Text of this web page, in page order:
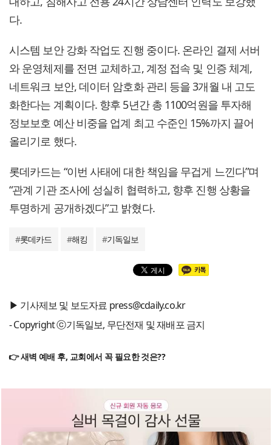
다.
시스템 보안 강화 작업도 진행 중이다. 온라인 결제 서버
와 운영체제를 전면 교체하고, 계정 접속 및 인증 체계,
네트워크 보안, 데이터 암호화 관리 등을 3개월 내 고도
화한다는 계획이다. 향후 5년간 총 1100억원을 투자해
정보보호 예산 비중을 업계 최고 수준인 15%까지 끌어
올리기로 했다.
롯데카드는 “이번 사태에 대한 책임을 무겁게 느낀다”며
“관계 기관 조사에 성실히 협력하고, 향후 진행 상황을
투명하게 공개하겠다”고 밝혔다.
#롯데카드 #해킹 #기독일보
▶ 기사제보 및 보도자료 press@cdaily.co.kr
- Copyright ⓒ기독일보, 무단전재 및 재배포 금지
👉 새벽 예배 후, 교회에서 꼭 필요한 것은??